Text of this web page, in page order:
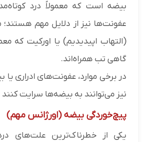
بیضه است که معمولاً درد
عفونت‌ها نیز از دلایل مهم هستند؛
(التهاب اپیدیدیم) یا اورکیت که
گاهی تب همراه‌اند.
در برخی موارد، عفونت‌های ادراری یا
نیز می‌توانند به بیضه‌ها سرایت
پیچ‌خوردگی بیضه (اورژانس مهم)
یکی از خطرناک‌ترین علت‌های